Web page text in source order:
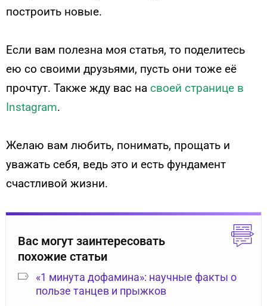
построить новые.
Если вам полезна моя статья, то поделитесь
ею со своими друзьями, пусть они тоже её
прочтут. Также жду вас на своей странице в
Instagram.
Желаю вам любить, понимать, прощать и
уважать себя, ведь это и есть фундамент
счастливой жизни.
Вас могут заинтересовать
похожие статьи
«1 минута дофамина»: научные факты о
пользе танцев и прыжков